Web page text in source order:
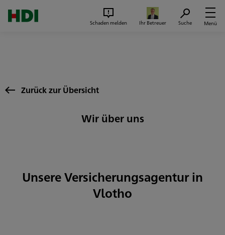
Schaden melden Ihr Betreuer Suche Menü
Zurück zur Übersicht
Wir über uns
Unsere Versicherungsagentur in
Vlotho